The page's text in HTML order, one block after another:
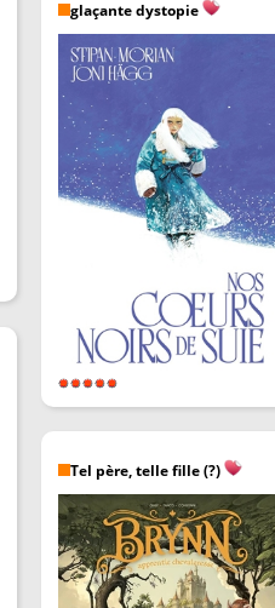
glaçante dystopie
Tel père, telle fille (?)